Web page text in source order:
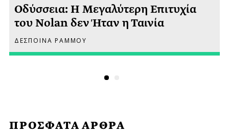
ΠΡΟΣΦΑΤΑ ΑΡΘΡΑ
Οδύσσεια: Η Μεγαλύτερη Επιτυχία
του Nolan δεν Ήταν η Ταινία
ΔΕΣΠΟΙΝΑ ΡΑΜΜΟΥ